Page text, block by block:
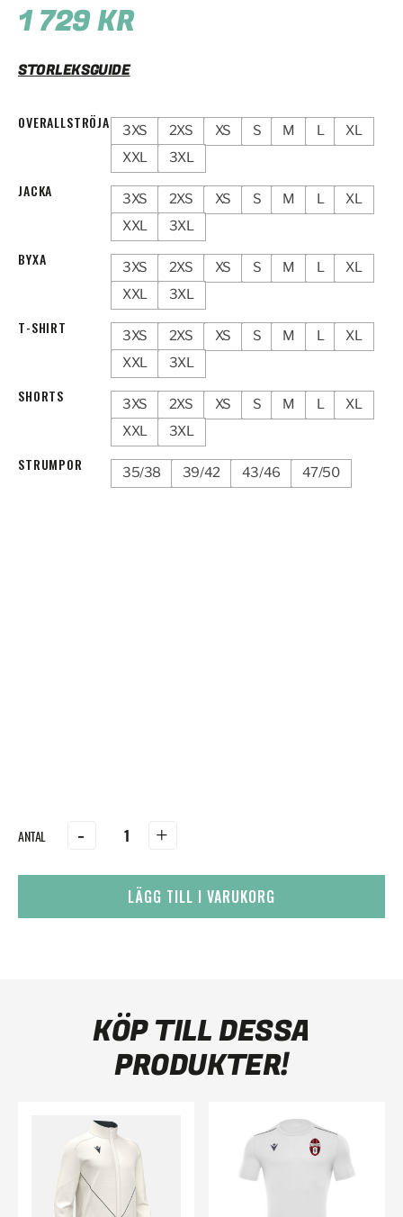
1 729KR
STORLEKSGUIDE
OVERALLSTRÖJA 3XS 2XS XS S M L
XL
XXL
3XL
JACKA 3XS 2XS XS S M L
XL
XXL
3XL
BYXA 3XS 2XS XS S M L
XL
XXL
3XL
T-SHIRT 3XS 2XS XS S M L
XL
XXL
3XL
SHORTS 3XS 2XS XS S M L
XL
XXL
3XL
STRUMPOR 35/38 39/42 43/46 47/50
- +
LÄGG TILL I VARUKORG
KÖP TILL DESSA
PRODUKTER!